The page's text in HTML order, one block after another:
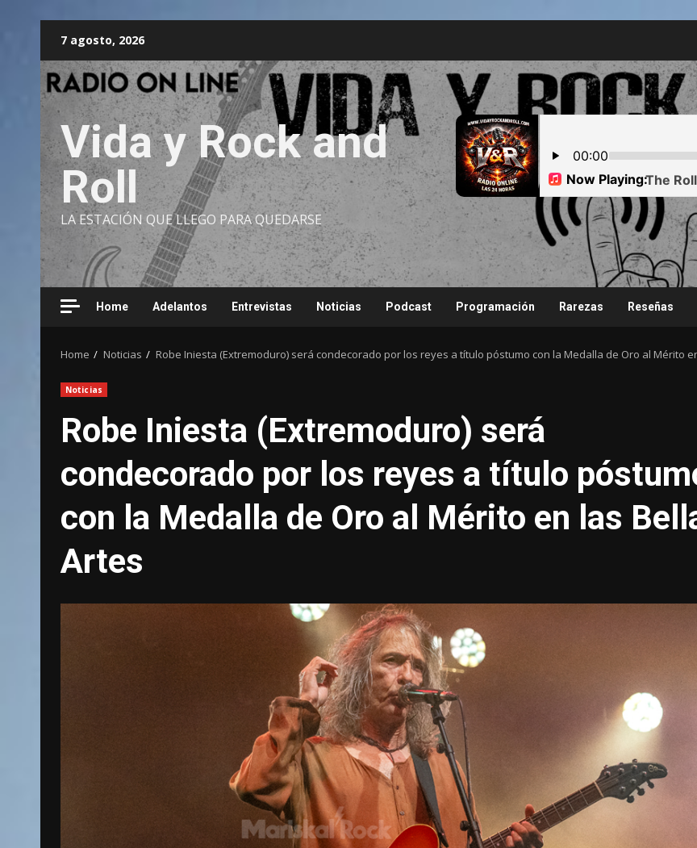
content
7 agosto, 2026
Vida y Rock and
Roll
LA ESTACIÓN QUE LLEGO PARA QUEDARSE
Home Adelantos Entrevistas Noticias Podcast Programación Rarezas Reseñas
Home Noticias Robe Iniesta (Extremoduro) será condecorado por los reyes a título póstumo con la Medalla de Oro al Mérito
Noticias
Robe Iniesta (Extremoduro) será
condecorado por los reyes a título
con la Medalla de Oro al Mérito en las
Artes